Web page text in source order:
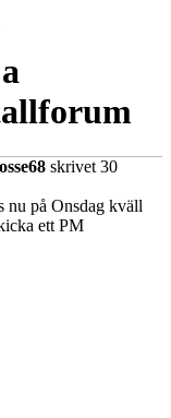
skrivet 30
nu på Onsdag kväll
ett PM